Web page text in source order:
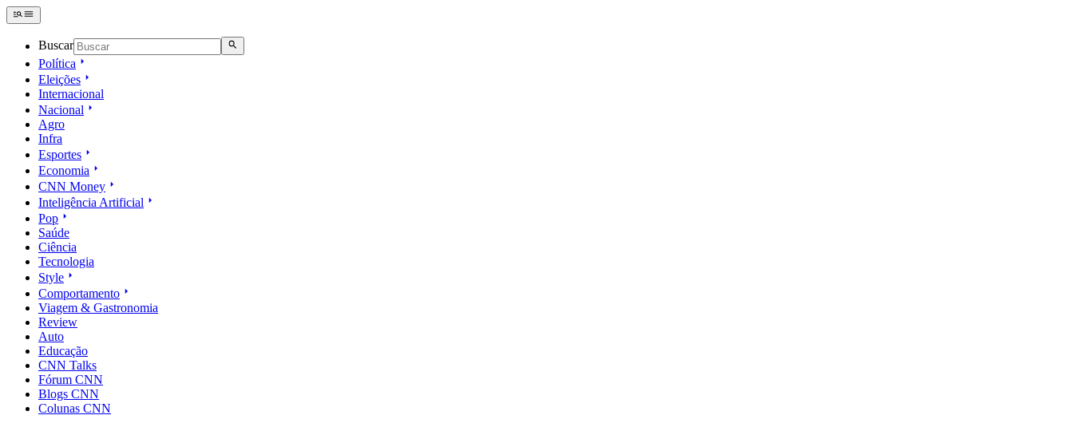
Buscar
Política
Eleições
Internacional
Nacional
Agro
Infra
Esportes
Economia
CNN Money
Inteligência Artificial
Pop
Saúde
Ciência
Tecnologia
Style
Comportamento
Viagem & Gastronomia
Review
Auto
Educação
CNN Talks
Fórum CNN
Blogs CNN
Colunas CNN